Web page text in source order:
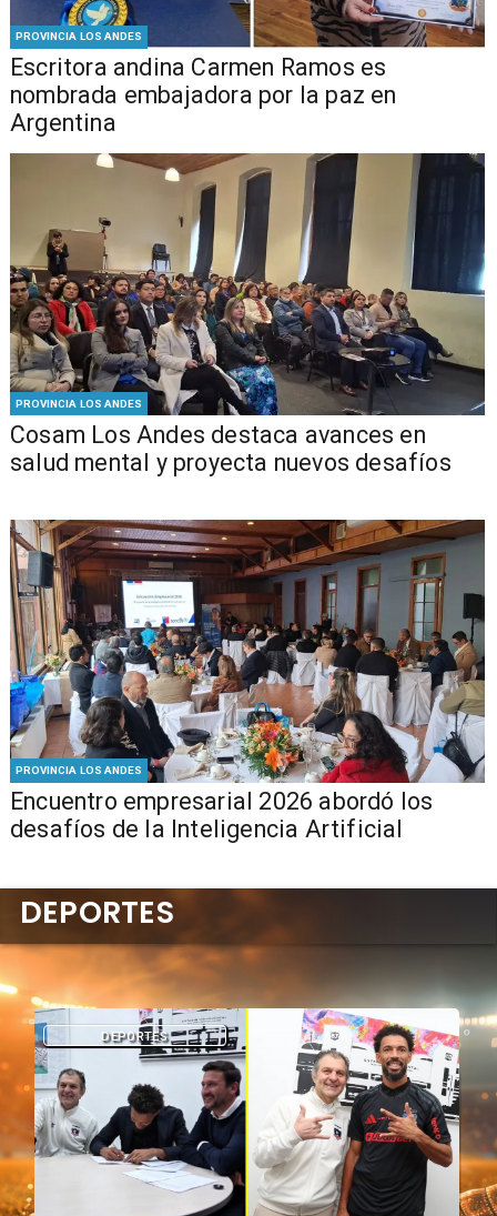
PROVINCIA LOS ANDES
Escritora andina Carmen Ramos es
nombrada embajadora por la paz en
Argentina
PROVINCIA LOS ANDES
Cosam Los Andes destaca avances en
salud mental y proyecta nuevos desafíos
PROVINCIA LOS ANDES
Encuentro empresarial 2026 abordó los
desafíos de la Inteligencia Artificial
DEPORTES
DEPORTES